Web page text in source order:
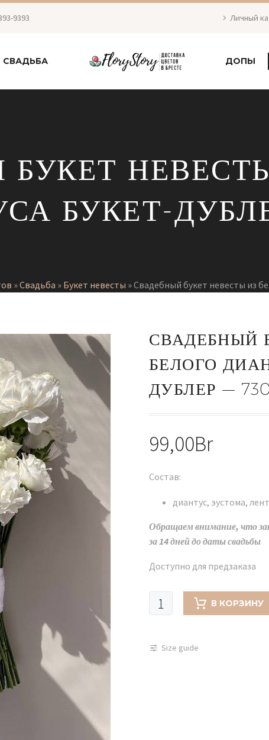
9393 Личный
СВАДЬБА ДОПЫ
БУКЕТ-
»Свадьба » Букет невесты »Свадебный букет невесты из
СВАДЕБНЫЙ
БЕЛОГО
ДУБЛЕР —
99,00Br
Состав:
диантус, эустома,
Обращаем внимание, что
за 14 дней до даты свадьбы
Доступно для предзаказа
Количество
товара
букет
В КОРЗИНУ
Size guide